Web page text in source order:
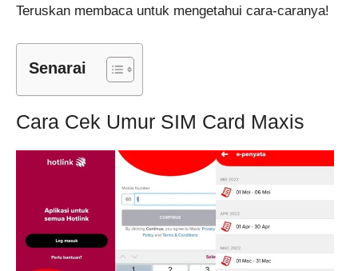
Teruskan membaca untuk mengetahui cara-caranya!
Senarai
Cara Cek Umur SIM Card Maxis